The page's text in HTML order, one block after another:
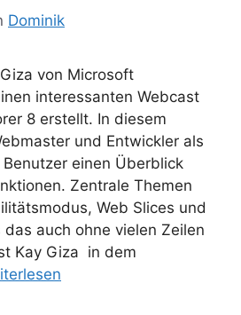
Dominik
von Microsoft
interessanten Webcast
8 erstellt. In diesem
und Entwickler als
einen Überblick
Zentrale Themen
Web Slices und
das auch ohne vielen Zeilen
Kay Giza in dem